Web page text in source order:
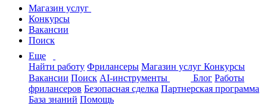
Магазин услуг
Конкурсы
Вакансии
Поиск
Еще
Найти работу Фрилансеры Магазин услуг Конкурсы
Вакансии Поиск AI-инструменты Блог Работы
фрилансеров Безопасная сделка Партнерская программа
База знаний Помощь